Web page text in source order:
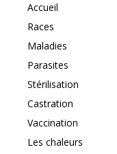
Accueil
Races
Maladies
Parasites
Stérilisation
Castration
Vaccination
Les chaleurs